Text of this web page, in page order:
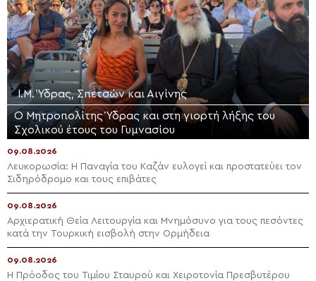
Ι.Μ. Ύδρας, Σπετσών και Αιγίνης
Ο Μητροπολίτης Ύδρας και στη γιορτή λήξης του
Σχολικού έτους του Γυμνασίου
09.08.2026
Λευκορωσία: Η Παναγία του Καζάν ευλογεί και προστατεύει τον
Σιδηρόδρομο και τους επιβάτες
09.08.2026
Αρχιερατική Θεία Λειτουργία και Μνημόσυνο για τους πεσόντες
κατά την Τουρκική εισβολή στην Ορμήδεια
09.08.2026
Η Πρόοδος του Τιμίου Σταυρού και Χειροτονία Πρεσβυτέρου